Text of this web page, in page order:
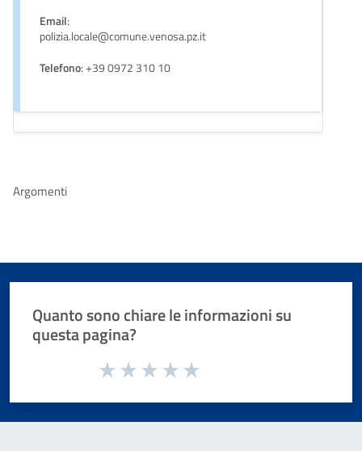
Email:
polizia.locale@comune.venosa.pz.it
Telefono: +39 0972 310 10
Argomenti
Quanto sono chiare le informazioni su
questa pagina?
Valuta da 1 a 5 stelle la pagina